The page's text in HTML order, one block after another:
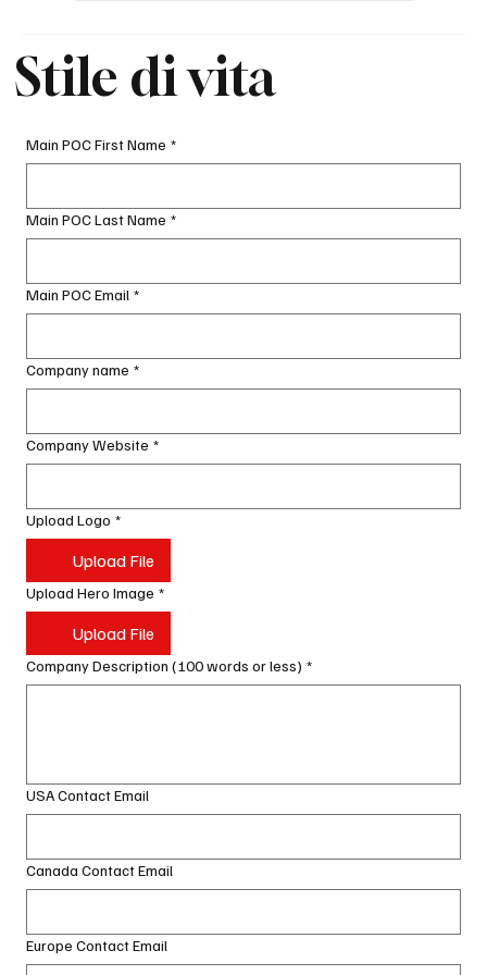
Stile di vita
Main POC First Name *
Main POC Last Name *
Main POC Email *
Company name *
Company Website *
Upload Logo *
Upload File
Upload Hero Image *
Upload File
Company Description (100 words or less) *
USA Contact Email
Canada Contact Email
Europe Contact Email